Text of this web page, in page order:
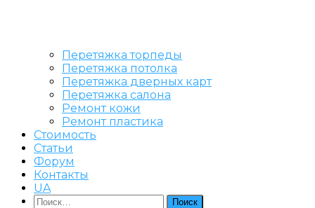
Перетяжка торпеды
Перетяжка потолка
Перетяжка дверных карт
Перетяжка салона
Ремонт кожи
Ремонт пластика
Стоимость
Статьи
Форум
Контакты
UA
Найти: